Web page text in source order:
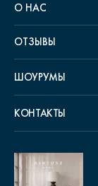
О НАС
ОТЗЫВЫ
ШОУРУМЫ
КОНТАКТЫ